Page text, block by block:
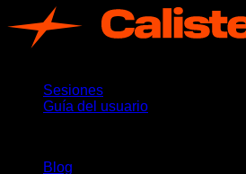
Sesiones
Guía del usuario
Blog